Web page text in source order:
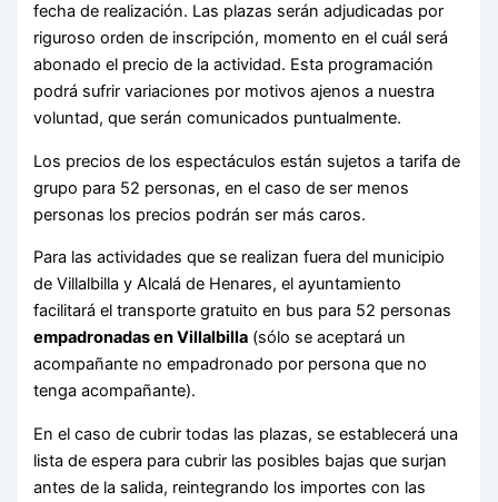
fecha de realización. Las plazas serán adjudicadas por
riguroso orden de inscripción, momento en el cuál será
abonado el precio de la actividad. Esta programación
podrá sufrir variaciones por motivos ajenos a nuestra
voluntad, que serán comunicados puntualmente.
Los precios de los espectáculos están sujetos a tarifa de
grupo para 52 personas, en el caso de ser menos
personas los precios podrán ser más caros.
Para las actividades que se realizan fuera del municipio
de Villalbilla y Alcalá de Henares, el ayuntamiento
facilitará el transporte gratuito en bus para 52 personas
empadronadas en Villalbilla (sólo se aceptará un
acompañante no empadronado por persona que no
tenga acompañante).
En el caso de cubrir todas las plazas, se establecerá una
lista de espera para cubrir las posibles bajas que surjan
antes de la salida, reintegrando los importes con las